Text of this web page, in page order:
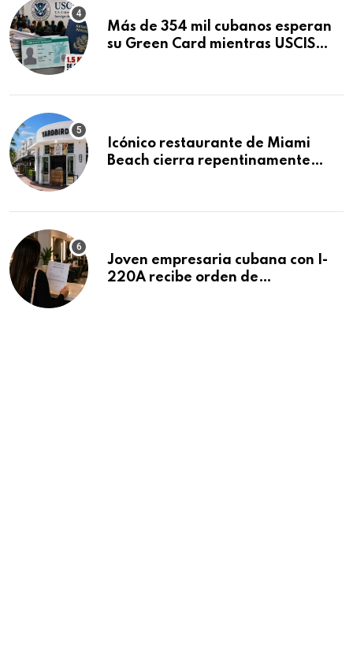
Más de 354 mil cubanos esperan
su Green Card mientras USCIS
Icónico restaurante de Miami
Beach cierra repentinamente
Joven empresaria cubana con I-
220A recibe orden de